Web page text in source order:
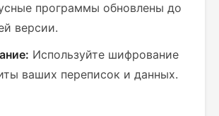
программы обновлены до
версии.
Используйте шифрование
ваших переписок и данных.